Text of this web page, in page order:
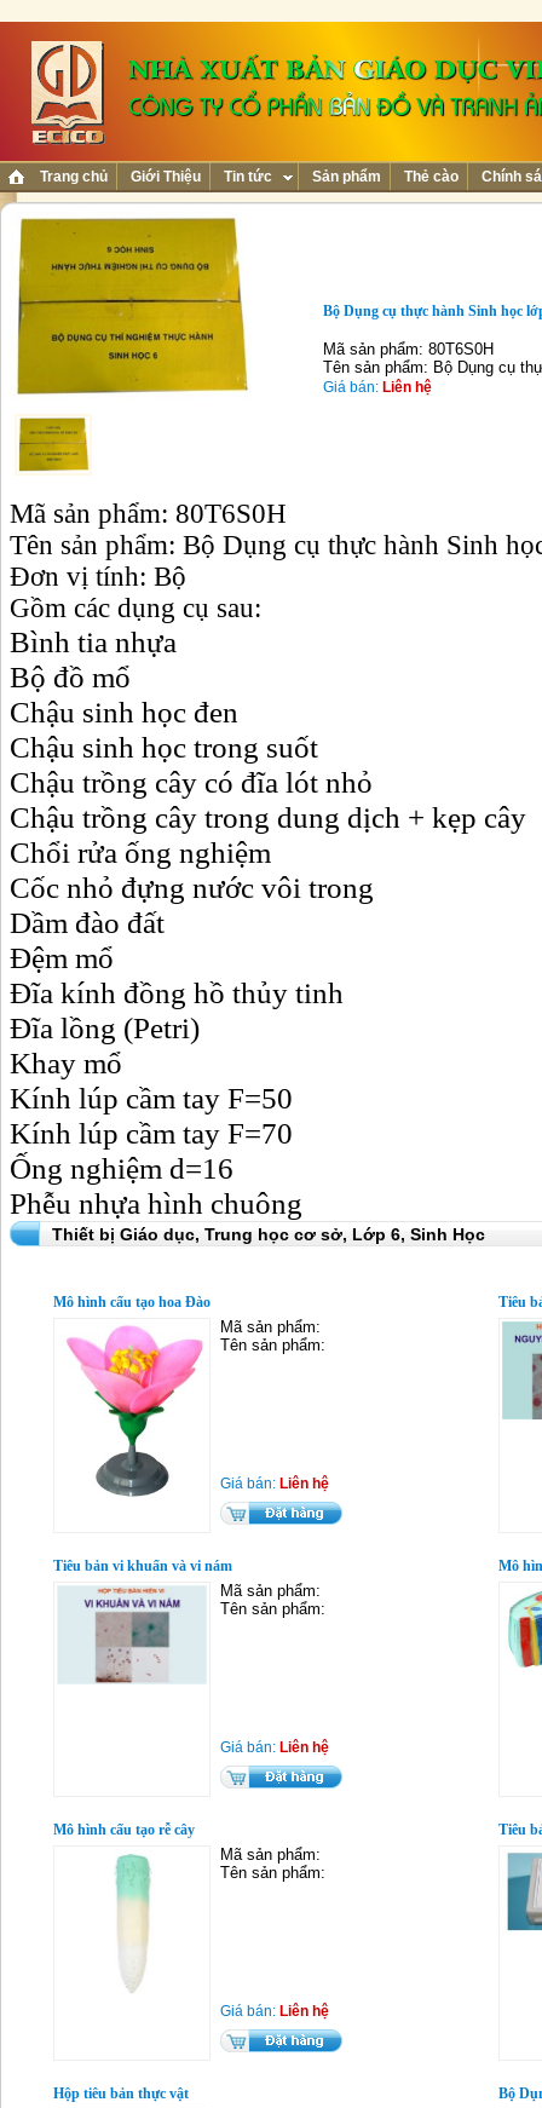
Trang chủ Giới Thiệu Tin tức Sản phẩm Thẻ cào Chính
Bộ Dụng cụ thực hành Sinh học
Mã sản phẩm: 80T6S0H
Tên sản phẩm: Bộ Dụng cụ
Giá bán: Liên hệ
Mã sản phẩm: 80T6S0H
Tên sản phẩm: Bộ Dụng cụ thực hành Sinh
Đơn vị tính: Bộ
Gồm các dụng cụ sau:
Bình tia nhựa
Bộ đồ mổ
Chậu sinh học đen
Chậu sinh học trong suốt
Chậu trồng cây có đĩa lót nhỏ
Chậu trồng cây trong dung dịch + kẹp cây
Chổi rửa ống nghiệm
Cốc nhỏ đựng nước vôi trong
Dầm đào đất
Đệm mổ
Đĩa kính đồng hồ thủy tinh
Đĩa lồng (Petri)
Khay mổ
Kính lúp cầm tay F=50
Kính lúp cầm tay F=70
Ống nghiệm d=16
Phễu nhựa hình chuông
Thiết bị Giáo dục, Trung học cơ sở, Lớp 6, Sinh Học
Mô hình cấu tạo hoa Đào
Mã sản phẩm:
Tên sản phẩm:
Giá bán: Liên hệ
Tiêu
Tiêu bản vi khuẩn và vi nám
Mã sản phẩm:
Tên sản phẩm:
Giá bán: Liên hệ
Mô
Mô hình cấu tạo rễ cây
Mã sản phẩm:
Tên sản phẩm:
Giá bán: Liên hệ
Tiêu
Hộp tiêu bản thực vật Bộ